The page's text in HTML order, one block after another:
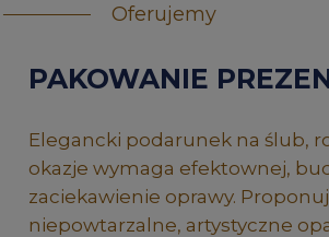
Oferujemy
PAKOWANIE
Elegancki podarunek na ślub,
okazje wymaga efektownej,
zaciekawienie oprawy.
niepowtarzalne, artystyczne